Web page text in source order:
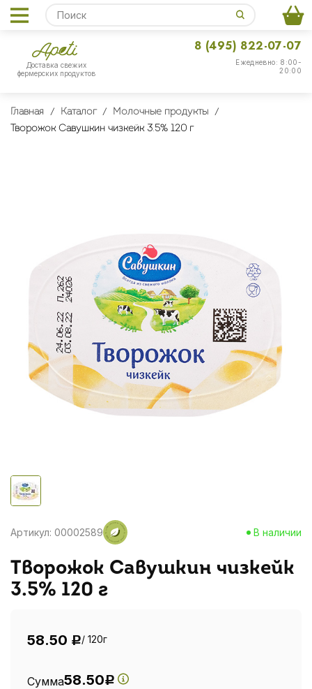
Доставка свежих
фермерских продуктов
Ежедневно: 8:00-
20:00
8 (495) 822-07-07
Главная Каталог
Молочные продукты
Творожок Савушкин чизкейк 3.5% 120 г
Артикул: 00002589 В наличии
Творожок Савушкин чизкейк
3.5% 120 г
58.50 Р/ 120г
Сумма58.50Р